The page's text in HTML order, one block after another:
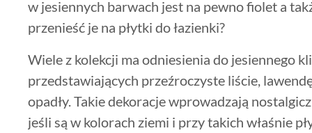
w jesiennych barwach jest na pewno fiolet a
przenieść je na płytki do łazienki?
Wiele z kolekcji ma odniesienia do jesiennego
przedstawiających przeźroczyste liście,
opadły. Takie dekoracje wprowadzają
jeśli są w kolorach ziemi i przy takich właśnie